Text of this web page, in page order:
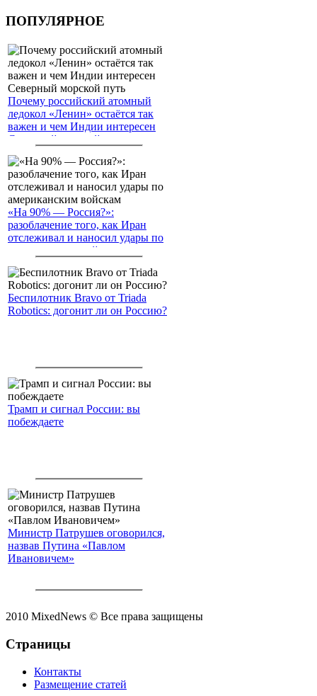
ПОПУЛЯРНОЕ
Почему российский атомный
ледокол «Ленин» остаётся так
важен и чем Индии интересен
Северный морской путь
«На 90% — Россия?»:
разоблачение того, как Иран
отслеживал и наносил удары по
американским войскам
Беспилотник Bravo от Triada
Robotics: догонит ли он Россию?
Трамп и сигнал России: вы
побеждаете
Министр Патрушев оговорился,
назвав Путина «Павлом
Ивановичем»
2010 MixedNews © Все права защищены
Страницы
Контакты
Размещение статей